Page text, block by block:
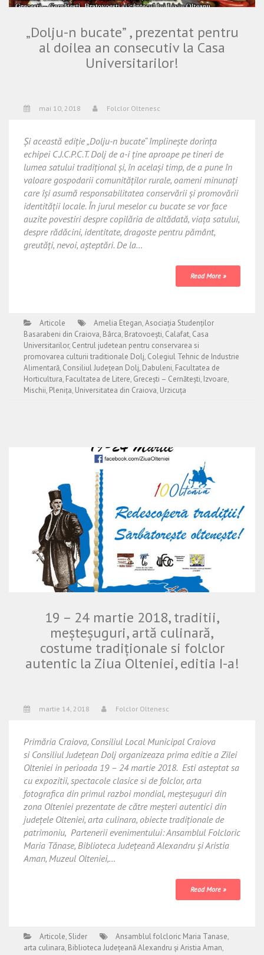
„Dolju-n bucate” , prezentat pentru
al doilea an consecutiv la Casa
Universitarilor!
mai 10, 2018 Folclor Oltenesc
Și această ediție „Dolju-n bucate“ împlinește dorința
echipei C.J.C.P.C.T. Dolj de a-i ține aproape pe tineri de
lumea satului tradițional și, în același timp, de a pune în
valoare gospodarii comunităților rurale, oameni minunați
care își asumă responsabilitatea conservării și promovării
identității locale. În jurul meselor cu bucate se vor face
auzite povestiri despre copilăria de altădată, viața satului,
despre rădăcini, identitate, dragoste pentru pământ,
greutăți, nevoi, așteptări. De la…
Read More »
Articole Amelia Etegan,Asociația Studenților
Basarabeni din Craiova, Bârca, Bratovoești, Calafat, Casa
Universitarilor, Centrul judetean pentru conservarea si
promovarea culturii traditionale Dolj, Colegiul Tehnic de Industrie
Alimentară, Consiliul Județean Dolj, Dabuleni, Facultatea de
Horticultura, Facultatea de Litere, Grecești – Cernătești, Izvoare,
Mischii, Plenița, Universitatea din Craiova, Urzicuța
19 – 24 martie 2018, traditii,
meșteșuguri, artă culinară,
costume tradiționale si folclor
autentic la Ziua Olteniei, editia I-a!
martie 14, 2018 Folclor Oltenesc
Primăria Craiova, Consiliul Local Municipal Craiova
si Consiliul Județean Dolj organizeaza prima editie a Zilei
Olteniei in perioada 19 – 24 martie 2018. Esti asteptat sa
cu expozitii, spectacole clasice si de folclor, arta
fotografica din primul razboi mondial, meșteșuguri din
zona Olteniei prezentate de către meșteri autentici din
județele Olteniei, arta culinara, obiecte tradiționale de
patrimoniu, Partenerii evenimentului: Ansamblul Folcloric
Maria Tănase, Biblioteca Județeană Alexandru și Aristia
Aman, Muzeul Olteniei,…
Read More »
Articole, Slider Ansamblul folcloric Maria Tanase,
arta culinara, Biblioteca Județeană Alexandru și Aristia Aman,